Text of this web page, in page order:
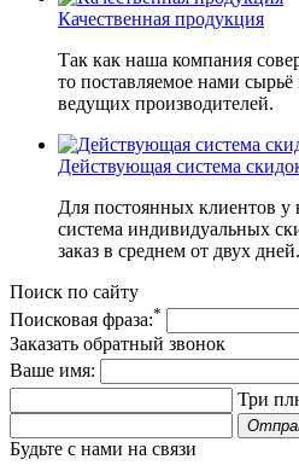
Качественная продукция
Так как наша компания
то поставляемое нами сырьё
ведущих производителей.
Действующая система
Для постоянных клиентов у
система индивидуальных
заказ в среднем от двух дней.
Поиск по сайту
Поисковая фраза:*
Заказать обратный звонок
Ваше имя:
Три
Будьте с нами на связи